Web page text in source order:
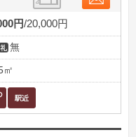
円 20,000円
無
㎡